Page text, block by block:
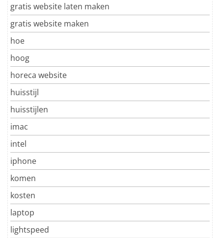
gratis website laten maken
gratis website maken
hoe
hoog
horeca website
huisstijl
huisstijlen
imac
intel
iphone
komen
kosten
laptop
lightspeed